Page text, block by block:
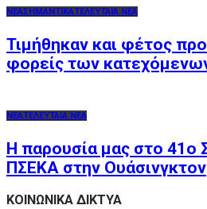
ΝΕΑΣΗΜΑΝΤΙΚΑΤΕΛΕΥΤΑΙΑ ΝΕΑ
Τιμήθηκαν και φέτος
φορείς των
ΝΕΑΤΕΛΕΥΤΑΙΑ ΝΕΑ
Η παρουσία μας στο 41ο
ΠΣΕΚΑ στην Ουάσινγκτον
ΚΟΙΝΩΝΙΚΑ ΔΙΚΤΥΑ